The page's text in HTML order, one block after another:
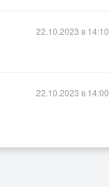
22.10.2023 в 14:10
22.10.2023 в 14:00